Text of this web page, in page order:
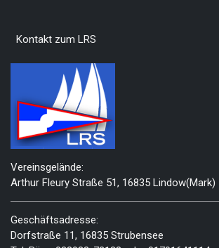
Kontakt zum LRS
Vereinsgelände:
Arthur Fleury Straße 51, 16835 Lindow(Mark)
Geschäftsadresse:
Dorfstraße 11, 16835 Strubensee